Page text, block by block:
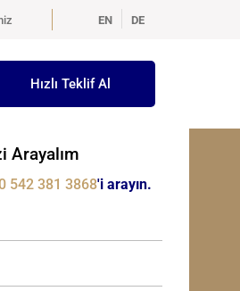
EN DE
Hızlı Teklif Al
Arayalım
542 381 3868'i arayın.